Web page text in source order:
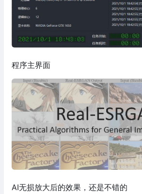
程序主界面
AI无损放大后的效果，还是不错的